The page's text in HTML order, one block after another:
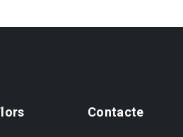
Contacte